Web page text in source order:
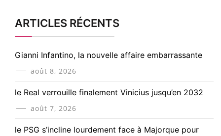
ARTICLES RÉCENTS
Gianni Infantino, la nouvelle affaire embarrassante
août 8, 2026
le Real verrouille finalement Vinicius jusqu’en 2032
août 7, 2026
le PSG s’incline lourdement face à Majorque pour